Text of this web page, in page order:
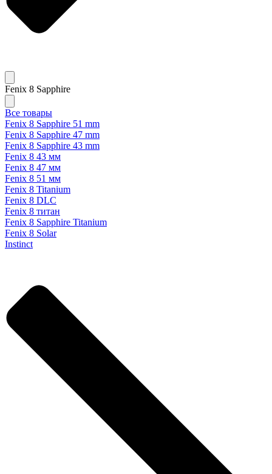
Fenix 8 Sapphire
Все товары
Fenix 8 Sapphire 51 mm
Fenix 8 Sapphire 47 mm
Fenix 8 Sapphire 43 mm
Fenix 8 43 мм
Fenix 8 47 мм
Fenix 8 51 мм
Fenix 8 Titanium
Fenix 8 DLC
Fenix 8 титан
Fenix 8 Sapphire Titanium
Fenix 8 Solar
Instinct